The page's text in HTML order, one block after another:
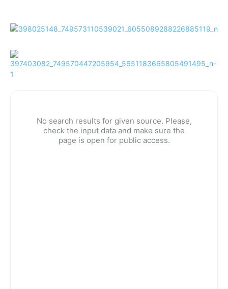
No search results for given source. Please,
check the input data and make sure the
page is open for public access.